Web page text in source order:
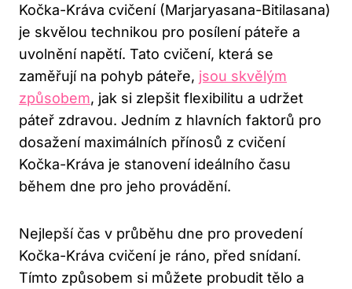
Kočka-Kráva cvičení⁣ (Marjaryasana-Bitilasana)
je skvělou ‌technikou pro posílení páteře a
uvolnění napětí. Tato cvičení, která​ se
zaměřují na pohyb ⁢páteře, jsou skvělým
způsobem, jak si zlepšit ⁤flexibilitu a udržet
páteř zdravou. Jedním z ⁤hlavních faktorů pro
dosažení maximálních přínosů z cvičení
Kočka-Kráva je stanovení ideálního ⁢času
během dne pro jeho⁤ provádění.
Nejlepší čas v průběhu dne pro provedení
Kočka-Kráva⁣ cvičení je ráno, před snídaní.
Tímto způsobem⁤ si můžete probudit tělo a